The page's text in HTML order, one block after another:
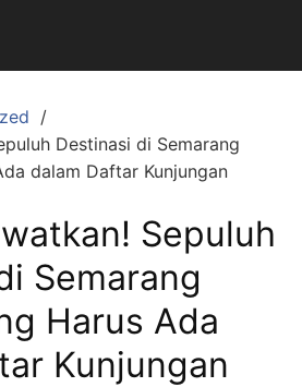
Destinasi di Semarang
dalam Daftar Kunjungan
Sepuluh
Semarang
Harus Ada
Kunjungan